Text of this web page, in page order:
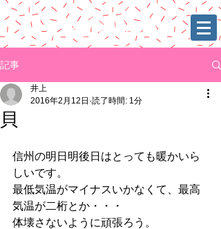
記事
貝
井上
2016年2月12日 読了時間: 1分
信州の明日明後日はとっても暖かいら
しいです。
最低気温がマイナスいかなくて、最高
気温が二桁とか・・・
体壊さないように頑張ろう。